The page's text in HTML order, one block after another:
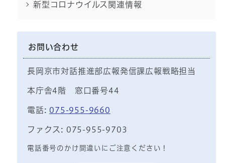
新型コロナウイルス関連情報
お問い合わせ
長岡京市対話推進部広報発信課広報戦略担当
本庁舎4階 窓口番号44
電話: 075-955-9660
ファクス: 075-955-9703
電話番号のかけ間違いにご注意ください！